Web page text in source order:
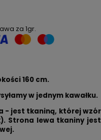
za 1gr.
160 cm.
w jednym kawałku.
- jest tkaniną, której wzór
Strona lewa tkaniny jest